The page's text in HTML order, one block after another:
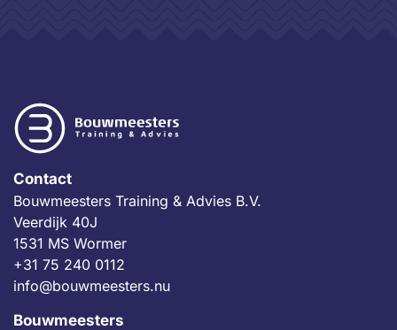
Contact
Bouwmeesters Training & Advies B.V.
Veerdijk 40J
1531 MS Wormer
+31 75 240 0112
info@bouwmeesters.nu
Bouwmeesters